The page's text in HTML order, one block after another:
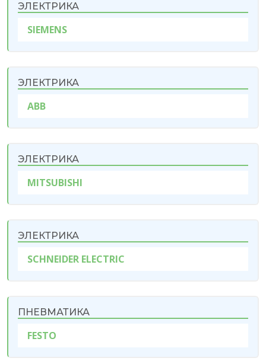
ЭЛЕКТРИКА
SIEMENS
ЭЛЕКТРИКА
ABB
ЭЛЕКТРИКА
MITSUBISHI
ЭЛЕКТРИКА
SCHNEIDER ELECTRIC
ПНЕВМАТИКА
FESTO